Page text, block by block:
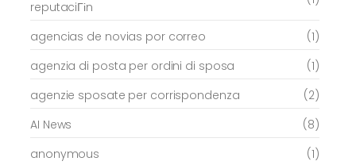
reputaciГіn
agencias de novias por correo
(1)
agenzia di posta per ordini di sposa
(1)
agenzie sposate per corrispondenza
(2)
AI News
(8)
anonymous
(1)